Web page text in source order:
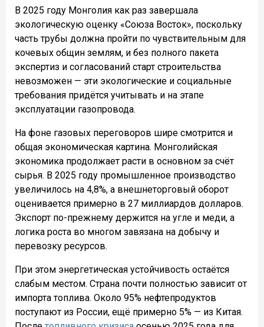
В 2025 году Монголия как раз завершала
экологическую оценку «Союза Восток», поскольку
часть трубы должна пройти по чувствительным для
кочевых общин землям, и без полного пакета
экспертиз и согласований старт строительства
невозможен — эти экологические и социальные
требования придётся учитывать и на этапе
эксплуатации газопровода.
На фоне газовых переговоров шире смотрится и
общая экономическая картина. Монголийская
экономика продолжает расти в основном за счёт
сырья. В 2025 году промышленное производство
увеличилось на 4,8%, а внешнеторговый оборот
оценивается примерно в 27 миллиардов долларов.
Экспорт по-прежнему держится на угле и меди, а
логика роста во многом завязана на добычу и
перевозку ресурсов.
При этом энергетическая устойчивость остаётся
слабым местом. Страна почти полностью зависит от
импорта топлива. Около 95% нефтепродуктов
поступают из России, ещё примерно 5% — из Китая.